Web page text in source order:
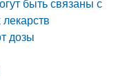
дозы